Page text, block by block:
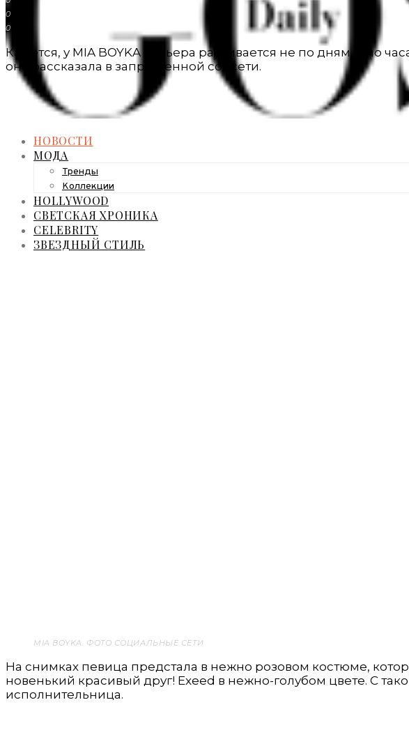
НОВОСТИ
МОДА
Тренды
Коллекции
HOLLYWOOD
СВЕТСКАЯ ХРОНИКА
CELEBRITY
ЗВЕЗДНЫЙ СТИЛЬ
0
0
Кажется, у MIA BOYKA карьера развивается не по дням, а по
она рассказала в запрещенной соцсети.
MIA BOYKA. ФОТО СОЦИАЛЬНЫЕ СЕТИ
На снимках певица предстала в нежно розовом костюме,
новенький красивый друг! Exeed в нежно-голубом цвете. С
исполнительница.